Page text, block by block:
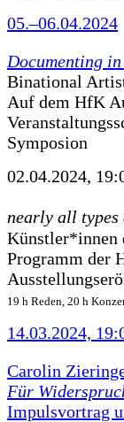
05.–06.04.2024
Documenting
Binational
Auf dem HfK
Symposion
02.04.2024,
nearly all
Künstler*innen
Programm der
19 h Reden, 20 h
14.03.2024,
Carolin
Für
Impulsvortrag